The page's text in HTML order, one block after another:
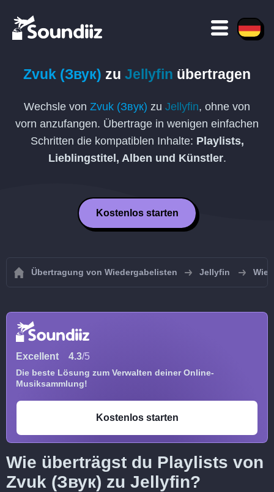
Zvuk (Звук) zu Jellyfin übertragen
Wechsle von Zvuk (Звук) zu Jellyfin, ohne von
vorn anzufangen. Übertrage in wenigen einfachen
Schritten die kompatiblen Inhalte: Playlists,
Lieblingstitel, Alben und Künstler.
Kostenlos starten
Übertragung von Wiedergabelisten Jellyfin
Excellent 4.3/5
Die beste Lösung zum Verwalten deiner Online-
Musiksammlung!
Kostenlos starten
Wie überträgst du Playlists von
Zvuk (Звук) zu Jellyfin?